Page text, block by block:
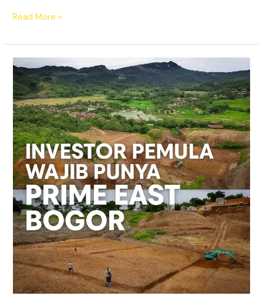
Read More »
Tanah
Kavling
Villa
Prime
East
Bogor
|
SHM
Jalur
Puncak
2